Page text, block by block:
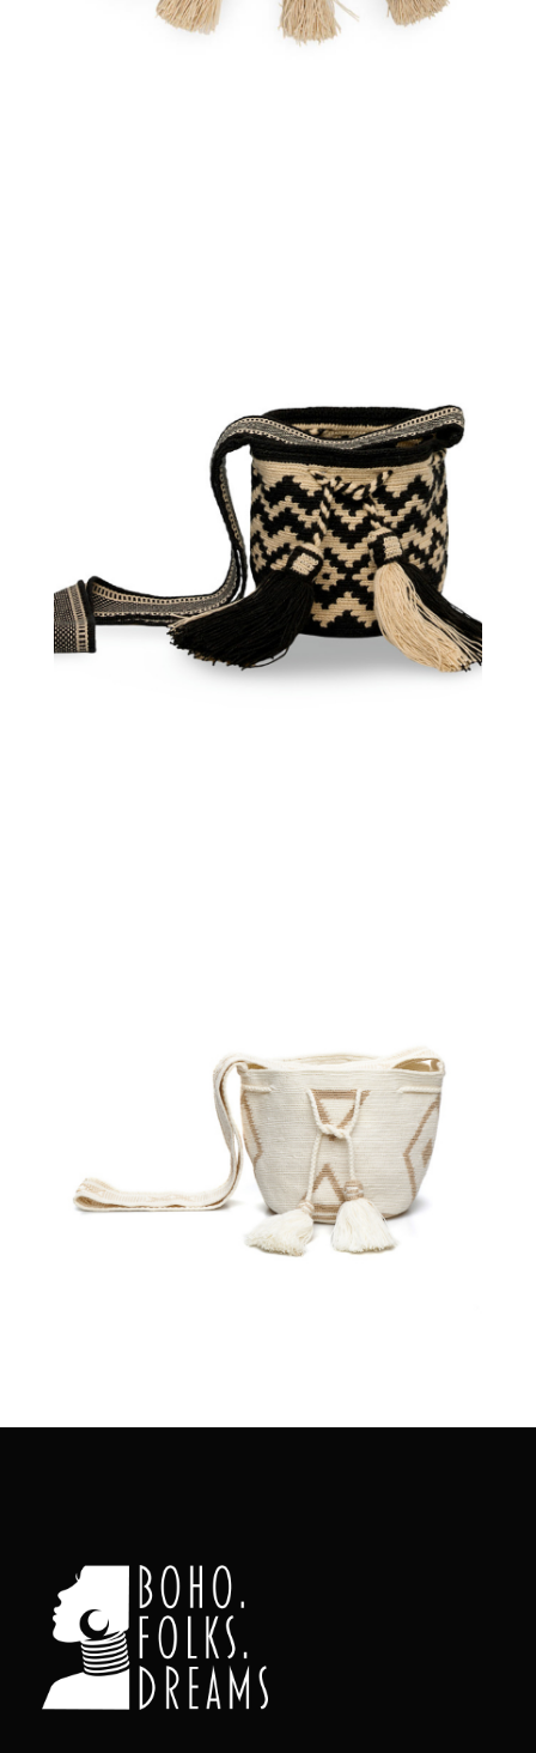
Aggiungi
€75.00
Aggiungi
al carrello
€65.00
Aggiungi